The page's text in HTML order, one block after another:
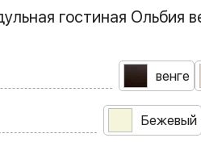
гостиная Ольбия
венге
Бежевый